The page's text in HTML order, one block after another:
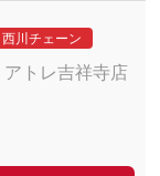
西川チェーン
アトレ吉祥寺店